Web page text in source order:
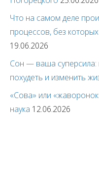
Что на самом деле
процессов, без
19.06.2026
Сон — ваша суперсила:
похудеть и изменить
«Сова» или
наука 12.06.2026